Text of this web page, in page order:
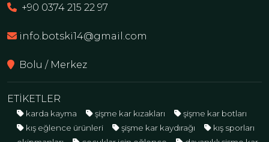
+90 0374 215 22 97
info.botski14@gmail.com
Bolu / Merkez
ETİKETLER
karda kayma şişme kar kızakları
şişme kar botları
kış eğlence ürünleri
şişme kar kaydırağı
kış sporları